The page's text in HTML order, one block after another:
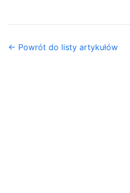
← Powrót do listy artykułów